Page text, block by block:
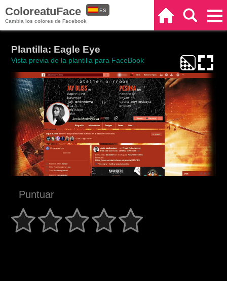
ColoreatuFace
Cambia los colores de Facebook
ES
Plantilla: Eagle Eye
Vista previa de la plantilla para FaceBook
Puntuar